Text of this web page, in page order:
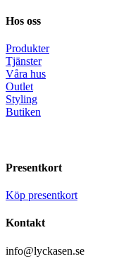
Hos oss
Produkter
Tjänster
Våra hus
Outlet
Styling
Butiken
Presentkort
Köp presentkort
Kontakt
info@lyckasen.se